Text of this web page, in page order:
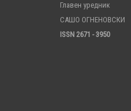
Главен уредник
САШО ОГНЕНОВСКИ
ISSN 2671 - 3950